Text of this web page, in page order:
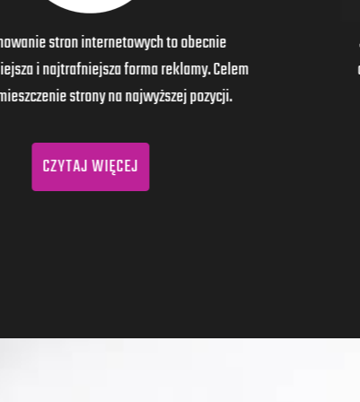
Jednym ze środków reklamowych są materiały
drukowane. Oferujemy druk wieloma metodami
dostosowanymi do celu i zadania.
CZYTAJ WIĘCEJ